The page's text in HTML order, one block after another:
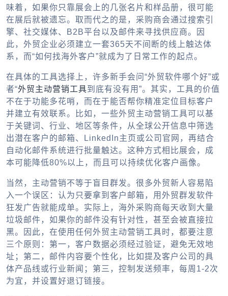
味着，如果你只靠展会上的几张名片和样品册，很可能
在展后就被遗忘。取而代之的是，采购商会通过搜索引
擎、社交媒体、B2B平台以及邮件来寻找供应商。因
此，外贸企业必须建立一套365天不间断的线上触达体
系，而“如何找海外客户”就成为了日常工作的起点。
在具体的工具选择上，许多新手会问“外贸软件哪个好”或
者“外贸主动营销工具到底有没有用”。其实，工具的价值
不在于功能多花哨，而在于能否帮你精准定位目标客户
并建立有效联系。比如，一些外贸主动营销工具可以基
于关键词、行业、地区等条件，从全球公开信息中筛选
出潜在客户的邮箱、LinkedIn主页或公司官网，再结合
自动化邮件系统进行批量触达。这种方式相比展会，成
本可能降低80%以上，而且可以持续优化客户画像。
当然，主动营销不等于盲目群发。很多外贸新人容易陷
入一个误区：认为只要拿到客户邮箱，用外贸群发软件
狂发广告就能成单。实际上，海外采购商每天收到大量
垃圾邮件，如果你的邮件没有针对性，甚至会被直接拉
黑。因此，在使用任何外贸主动营销工具时，都要注意
三个原则：第一，客户数据必须经过验证，避免无效地
址；第二，邮件内容要个性化，比如提及客户公司的具
体产品线或行业新闻；第三，控制发送频率，每周1-2次
为宜，并设置好退订链接。